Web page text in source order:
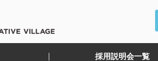
採用説明会一覧